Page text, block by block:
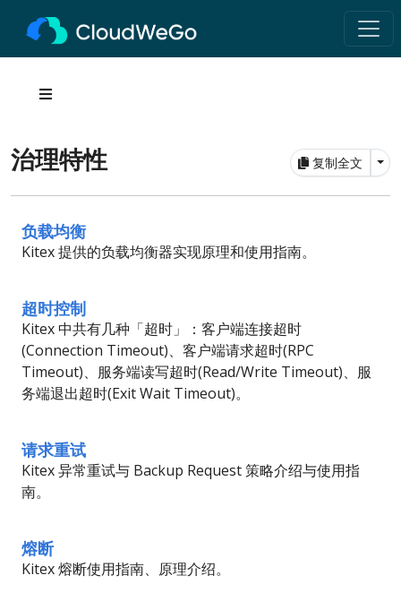
复制全文
治理特性
负载均衡
Kitex 提供的负载均衡器实现原理和使用指南。
超时控制
Kitex 中共有几种「超时」：客户端连接超时
(Connection Timeout)、客户端请求超时(RPC
Timeout)、服务端读写超时(Read/Write Timeout)、服
务端退出超时(Exit Wait Timeout)。
请求重试
Kitex 异常重试与 Backup Request 策略介绍与使用指
南。
熔断
Kitex 熔断使用指南、原理介绍。